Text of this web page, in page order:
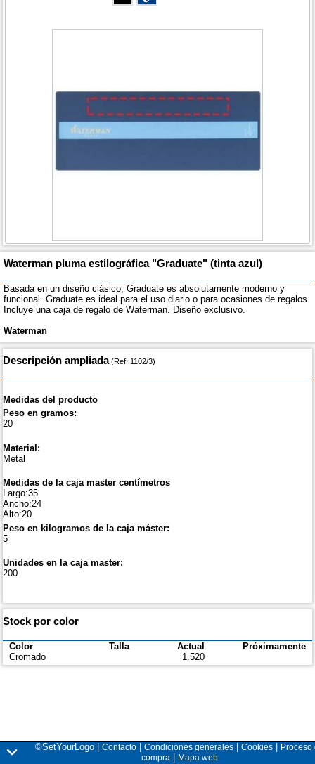
Waterman pluma estilográfica "Graduate" (tinta azul)
Basada en un diseño clásico, Graduate es absolutamente moderno y
funcional. Graduate es ideal para el uso diario o para ocasiones de regalos.
Incluye una caja de regalo de Waterman. Diseño exclusivo.
Waterman
Descripción ampliada(Ref: 1102/3)
Medidas del producto
Peso en gramos:
20
Material:
Metal
Medidas de la caja master centímetros
Largo:35
Ancho:24
Alto:20
Peso en kilogramos de la caja máster:
5
Unidades en la caja master:
200
Stock por color
Color Talla Actual
Próximamente
Cromado
1.520
©SetYourLogo | Contacto| Condiciones generales| Cookies|
Proceso
compra| Mapa web